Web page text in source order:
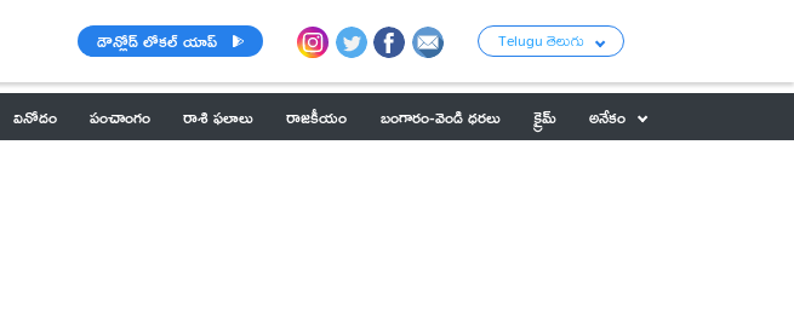
డౌన్లోడ్ లోకల్ యాప్ Telugu తెలుగు
వినోదం పంచాంగం రాశి ఫలాలు రాజకీయం బంగారం-వెండి ధరలు క్రైమ్
అనేకం